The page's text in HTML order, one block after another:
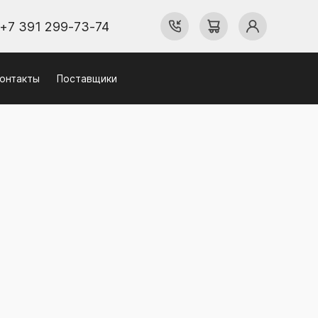
+7 391 299-73-74
Поставщики